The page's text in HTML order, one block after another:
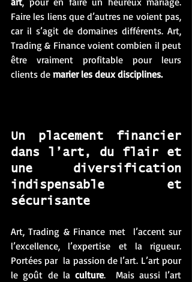
Faire les liens que d’autres ne voient pas,
car il s’agit de domaines différents. Art,
Trading & Finance voient combien il peut
être vraiment profitable pour leurs
clients de marier les deux disciplines.
Un placement financier
dans l’art, du flair et
une diversification
indispensable et
sécurisante
Art, Trading & Finance met  l’accent sur
l’excellence, l’expertise et la rigueur.
Portées par  la passion de l’art. L’art pour
le goût de la culture.  Mais aussi l’art